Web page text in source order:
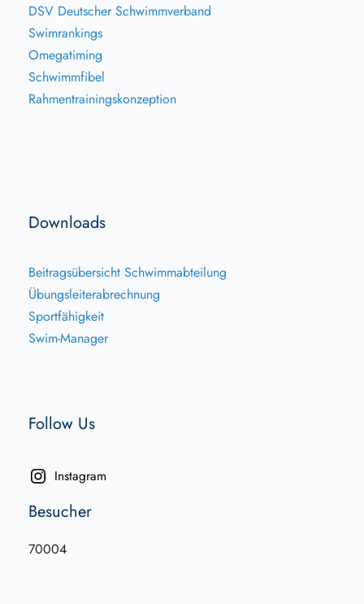
DSV Deutscher Schwimmverband
Swimrankings
Omegatiming
Schwimmfibel
Rahmentrainingskonzeption
Downloads
Beitragsübersicht Schwimmabteilung
Übungsleiterabrechnung
Sportfähigkeit
Swim-Manager
Follow Us
Instagram
Besucher
70004